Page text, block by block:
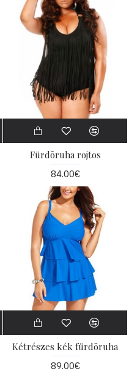
Fürdõruha rojtos
84.00€
Kétrészes kék fürdõruha
89.00€